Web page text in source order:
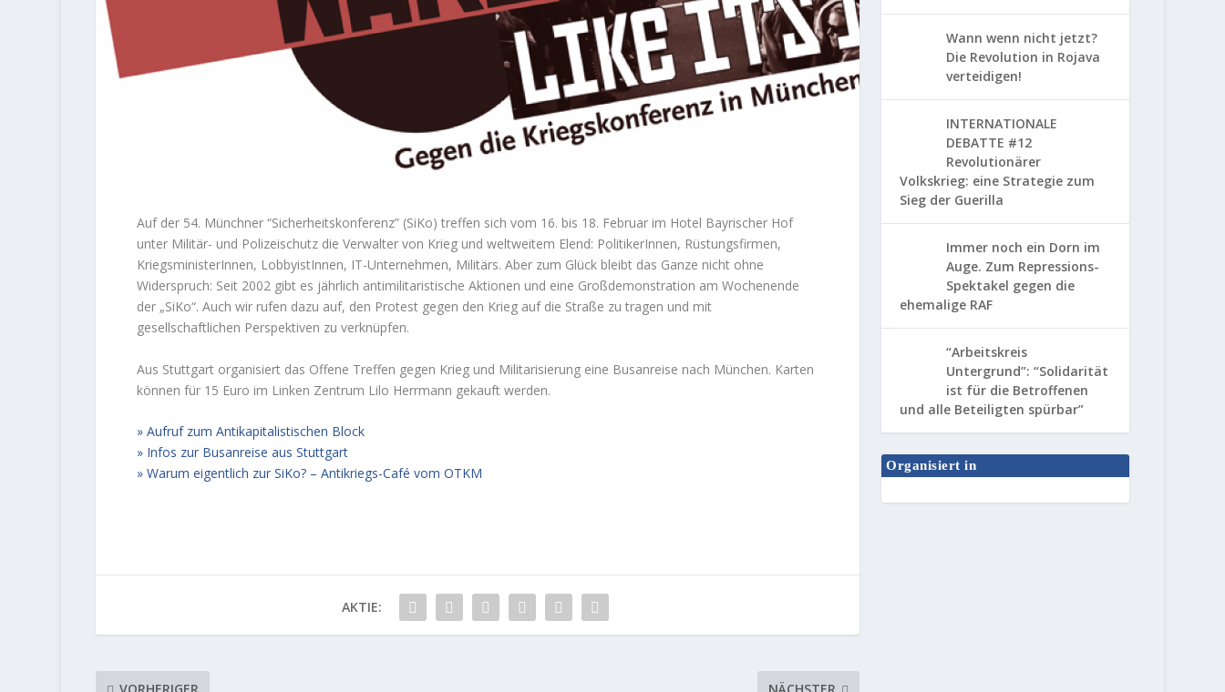
Auf der 54. Münchner “Sicherheitskonferenz” (SiKo) treffen sich vom 16. bis 18. Februar im Hotel Bayrischer Hof
unter Militär- und Polizeischutz die Verwalter von Krieg und weltweitem Elend: PolitikerInnen, Rüstungsfirmen,
KriegsministerInnen, LobbyistInnen, IT-Unternehmen, Militärs. Aber zum Glück bleibt das Ganze nicht ohne
Widerspruch: Seit 2002 gibt es jährlich antimilitaristische Aktionen und eine Großdemonstration am Wochenende
der „SiKo“. Auch wir rufen dazu auf, den Protest gegen den Krieg auf die Straße zu tragen und mit
gesellschaftlichen Perspektiven zu verknüpfen.
Aus Stuttgart organisiert das Offene Treffen gegen Krieg und Militarisierung eine Busanreise nach München. Karten
können für 15 Euro im Linken Zentrum Lilo Herrmann gekauft werden.
Aufruf zum Antikapitalistischen Block
Infos zur Busanreise aus Stuttgart
Warum eigentlich zur SiKo? – Antikriegs-Café vom OTKM
AKTIE:
Wann wenn nicht jetzt?
Die Revolution in Rojava
verteidigen!
INTERNATIONALE
DEBATTE #12
Revolutionärer
Volkskrieg: eine Strategie zum
Sieg der Guerilla
Immer noch ein Dorn im
Auge. Zum Repressions-
Spektakel gegen die
ehemalige RAF
“Arbeitskreis
Untergrund”: “Solidarität
ist für die Betroffenen
und alle Beteiligten spürbar”
Organisiert in